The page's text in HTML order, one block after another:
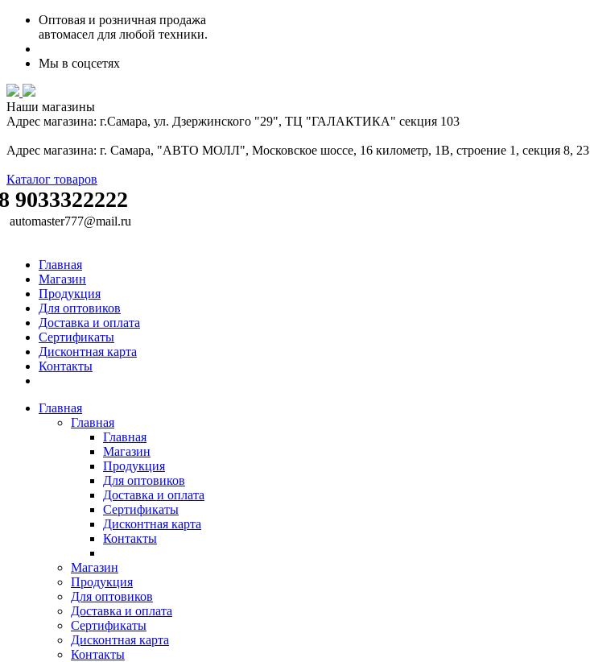
Оптовая и розничная продажа
автомасел для любой техники.
Мы в соцсетях
Наши магазины
Адрес магазина: г.Самара, ул. Дзержинского "29", ТЦ "ГАЛАКТИКА" секция 103
Адрес магазина: г. Самара, "АВТО МОЛЛ", Московское шоссе, 16 километр, 1В, строение 1, секция 8, 23
Каталог товаров
9033322222
automaster777@mail.ru
Главная
Магазин
Продукция
Для оптовиков
Доставка и оплата
Сертификаты
Дисконтная карта
Контакты
Главная
Главная
Главная
Магазин
Продукция
Для оптовиков
Доставка и оплата
Сертификаты
Дисконтная карта
Контакты
Магазин
Продукция
Для оптовиков
Доставка и оплата
Сертификаты
Дисконтная карта
Контакты